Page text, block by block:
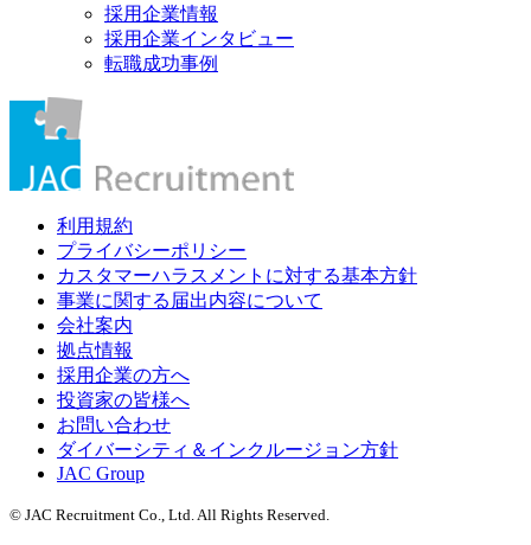
採用企業情報
採用企業インタビュー
転職成功事例
利用規約
プライバシーポリシー
カスタマーハラスメントに対する基本方針
事業に関する届出内容について
会社案内
拠点情報
採用企業の方へ
投資家の皆様へ
お問い合わせ
ダイバーシティ＆インクルージョン方針
JAC Group
© JAC Recruitment Co., Ltd. All Rights Reserved.